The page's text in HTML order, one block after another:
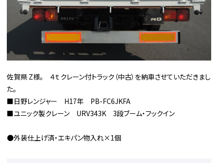
佐賀県 Z様。 ４ｔクレーン付トラック（中古）を納車させていただきまし
た。
■日野レンジャー H17年 PB-FC6JKFA
■ユニック製クレーン URV343K 3段ブーム・フックイン
●外装仕上げ済・エキパン物入れ×1個